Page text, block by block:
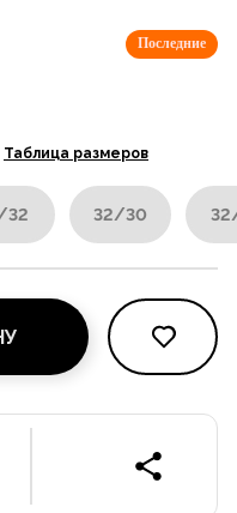
Последние
Таблица размеров
32 32/30